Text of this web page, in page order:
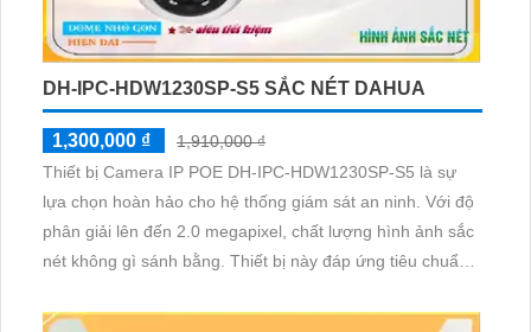
DH-IPC-HDW1230SP-S5 SẮC NÉT DAHUA
1,300,000 ₫
1,910,000 ₫
Thiết bị Camera IP POE DH-IPC-HDW1230SP-S5 là sự
lựa chọn hoàn hảo cho hệ thống giám sát an ninh. Với độ
phân giải lên đến 2.0 megapixel, chất lượng hình ảnh sắc
nét không gì sánh bằng. Thiết bị này đáp ứng tiêu chuẩn
Ngoại 30m